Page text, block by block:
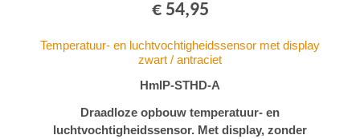
€ 54,95
Temperatuur- en luchtvochtigheidssensor met display
zwart / antraciet
HmIP-STHD-A
Draadloze opbouw temperatuur- en
luchtvochtigheidssensor. Met display, zonder